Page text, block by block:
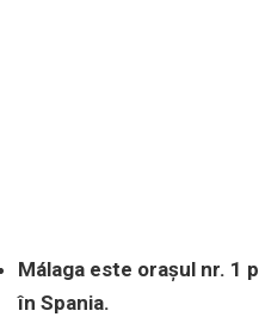
Málaga este orașul nr. 1
în Spania.